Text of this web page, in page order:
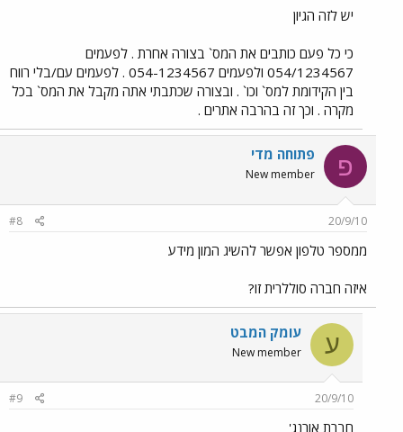
יש לזה הגיון
כי כל פעם כותבים את המס` בצורה אחרת . לפעמים
054/1234567 ולפעמים 054-1234567 . לפעמים עם/בלי רווח
בין הקידומת למס` וכו` . ובצורה שכתבתי אתה מקבל את המס` בכל
מקרה . וכך זה בהרבה אתרים .
פ פתוחה מדי
New member
20/9/10
#8
ממספר טלפון אפשר להשיג המון מידע
איזה חברה סוללרית זו?
ע עומק המבט
New member
20/9/10
#9
חברת אורנג'